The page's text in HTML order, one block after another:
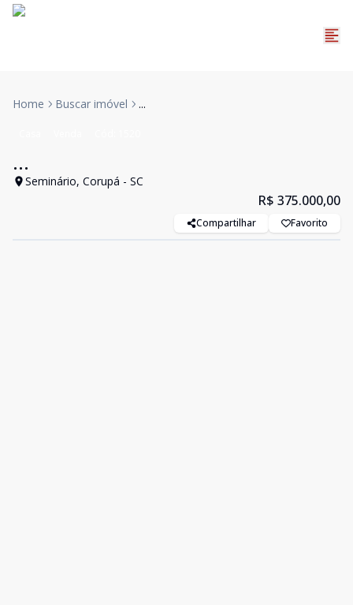
Home Buscar imóvel ...
...
Seminário, Corupá - SC
R$ 375.000,00
Compartilhar Favorito